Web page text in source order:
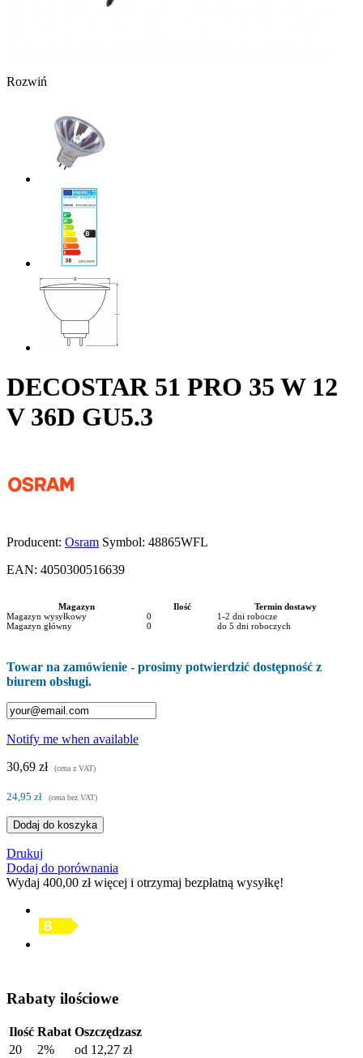
Rozwiń
DECOSTAR 51 PRO 35 W 12
V 36D GU5.3
Producent: Osram Symbol: 48865WFL
EAN: 4050300516639
Magazyn Ilość
Termin dostawy
Magazyn wysyłkowy
0
1-2 dni robocze
Magazyn główny
0 do 5 dni roboczych
Towar na zamówienie - prosimy potwierdzić dostępność z
biurem obsługi.
Notify me when available
30,69 zł
(cena z VAT)
24,95 zł (cena bez VAT)
Dodaj do koszyka
Drukuj
Dodaj do porównania
Wydaj 400,00 złwięcej i otrzymaj bezpłatną wysyłkę!
Rabaty ilościowe
Ilość Rabat Oszczędzasz
20
2% od 12,27 zł